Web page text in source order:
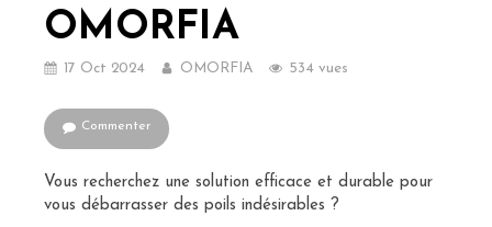
OMORFIA
17 Oct 2024 OMORFIA 534 vues
Commenter
Vous recherchez une solution efficace et durable pour
vous débarrasser des poils indésirables ?